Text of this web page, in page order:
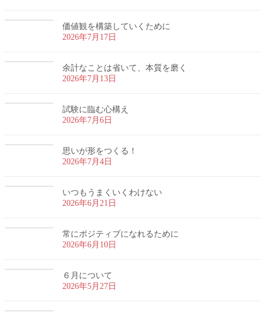
価値観を構築していくために
2026年7月17日
余計なことは省いて、本質を磨く
2026年7月13日
試験に臨む心構え
2026年7月6日
思いが形をつくる！
2026年7月4日
いつもうまくいくわけない
2026年6月21日
常にポジティブになれるために
2026年6月10日
６月について
2026年5月27日